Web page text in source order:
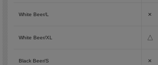
White Beer/L ×
White Beer/XL △
Black Beer/S ×